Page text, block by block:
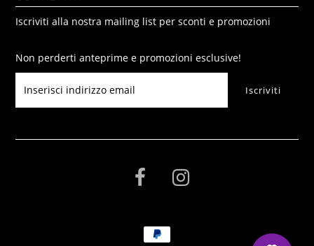
Iscriviti alla nostra mailing list per sconti e promozioni
Non perderti anteprime e promozioni esclusive!